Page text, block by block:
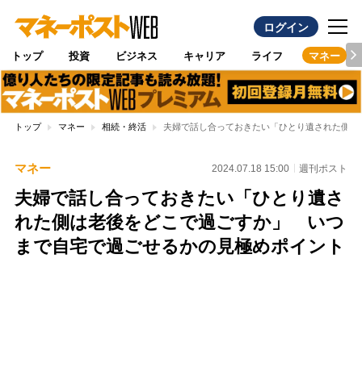
ログイン
トップ 投資 ビジネス キャリア ライフ マネー
トップ マネー 相続・終活 夫婦で話し合っておきたい「ひとり遺された側
マネー 2024.07.18 15:00 週刊ポスト
夫婦で話し合っておきたい「ひとり遺さ
れた側は老後をどこで過ごすか」 いつ
まで自宅で過ごせるかの見極めポイント